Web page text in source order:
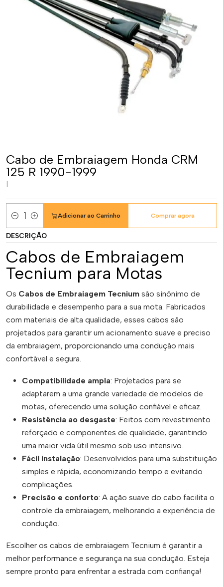
Cabo de Embraiagem Honda CRM
125 R 1990-1999
Quantidade
Adicionar ao Carrinho Comprar agora
DESCRIÇÃO
Cabos de Embraiagem
Tecnium para Motas
Os Cabos de Embraiagem Tecnium são sinônimo de
durabilidade e desempenho para a sua mota. Fabricados
com materiais de alta qualidade, esses cabos são
projetados para garantir um acionamento suave e preciso
da embraiagem, proporcionando uma condução mais
confortável e segura.
Compatibilidade ampla: Projetados para se
adaptarem a uma grande variedade de modelos de
motas, oferecendo uma solução confiável e eficaz.
Resistência ao desgaste: Feitos com revestimento
reforçado e componentes de qualidade, garantindo
uma maior vida útil mesmo sob uso intensivo.
Fácil instalação: Desenvolvidos para uma substituição
simples e rápida, economizando tempo e evitando
complicações.
Precisão e conforto: A ação suave do cabo facilita o
controle da embraiagem, melhorando a experiência de
condução.
Escolher os cabos de embraiagem Tecnium é garantir a
melhor performance e segurança na sua condução. Esteja
sempre pronto para enfrentar a estrada com confiança!